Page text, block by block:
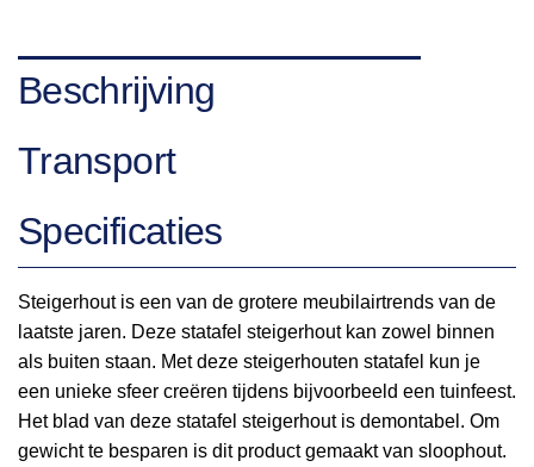
Beschrijving
Transport
Specificaties
Steigerhout is een van de grotere meubilairtrends van de
laatste jaren. Deze statafel steigerhout kan zowel binnen
als buiten staan. Met deze steigerhouten statafel kun je
een unieke sfeer creëren tijdens bijvoorbeeld een tuinfeest.
Het blad van deze statafel steigerhout is demontabel. Om
gewicht te besparen is dit product gemaakt van sloophout.